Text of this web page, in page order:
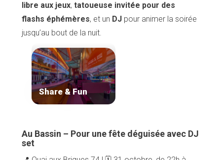
libre aux jeux,tatoueuse invitée pour des
flashs éphémères, et un DJ pour animer la soirée
jusqu’au bout de la nuit.
Share & Fun
Au Bassin – Pour une fête déguisée avec DJ
set